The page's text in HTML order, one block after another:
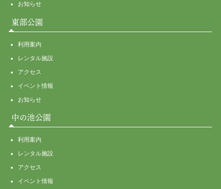
お知らせ
東部公園
利用案内
レンタル施設
アクセス
イベント情報
お知らせ
中の池公園
利用案内
レンタル施設
アクセス
イベント情報